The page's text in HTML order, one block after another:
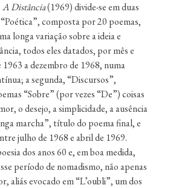
A Distância(1969) divide-se em duas
composta por 20 poemas,
longa variação sobre a ideia e
todos eles datados, por mês e
a dezembro de 1968, numa
a segunda, “Discursos”,
“Sobre” (por vezes “De”) coisas
o desejo, a simplicidade, a ausência
marcha”, título do poema final, e
julho de 1968 e abril de 1969.
dos anos 60 e, em boa medida,
período de nomadismo, não apenas
aliás evocado em “L’oubli”, um dos